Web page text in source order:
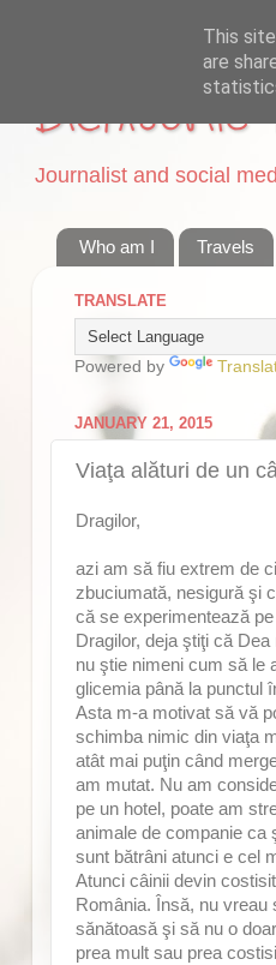
Dichisurile
Journalist and social
Who am I Travels
TRANSLATE
Powered by
JANUARY 21, 2015
Viaţa alături de un
Dragilor,
azi am să fiu extrem de
zbuciumată, nesigură şi
că se experimentează
Dragilor, deja ştiţi că
nu ştie nimeni cum să le
glicemia până la punctul
Asta m-a motivat să vă
schimba nimic din viaţa
atât mai puţin când
am mutat. Nu am
pe un hotel, poate am
animale de companie ca
sunt bătrâni atunci e cel
Atunci câinii devin
România. Însă, nu
sănătoasă şi să nu o
prea mult sau prea
This
are